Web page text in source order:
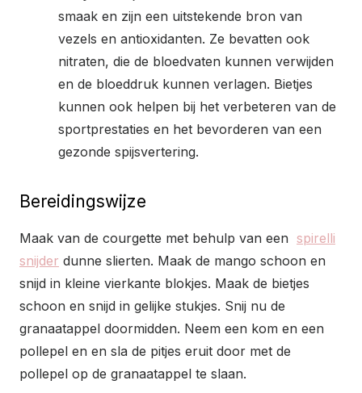
smaak en zijn een uitstekende bron van
vezels en antioxidanten. Ze bevatten ook
nitraten, die de bloedvaten kunnen verwijden
en de bloeddruk kunnen verlagen. Bietjes
kunnen ook helpen bij het verbeteren van de
sportprestaties en het bevorderen van een
gezonde spijsvertering.
Bereidingswijze
Maak van de courgette met behulp van een spirelli
snijder dunne slierten. Maak de mango schoon en
snijd in kleine vierkante blokjes. Maak de bietjes
schoon en snijd in gelijke stukjes. Snij nu de
granaatappel doormidden. Neem een kom en een
pollepel en en sla de pitjes eruit door met de
pollepel op de granaatappel te slaan.